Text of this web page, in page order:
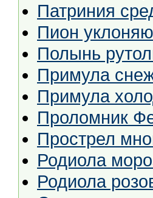
Патриния
Пион
Полынь
Примула
Примула
Проломник
Прострел
Родиола
Родиола